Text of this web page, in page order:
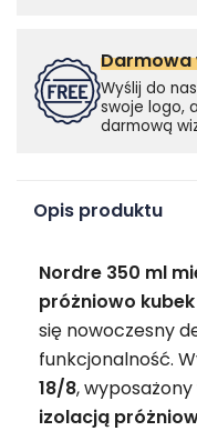
Darmowa
Wyślij do nas
swoje logo,
darmową
Opis produktu
Nordre 350 ml
próżniowo kubek
się nowoczesny
funkcjonalność.
18/8, wyposażony
izolacją